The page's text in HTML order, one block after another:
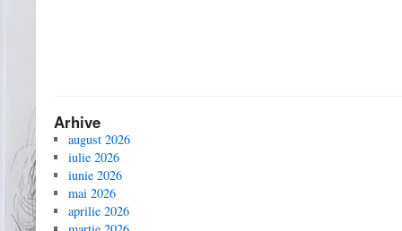
Arhive
august 2026
iulie 2026
iunie 2026
mai 2026
aprilie 2026